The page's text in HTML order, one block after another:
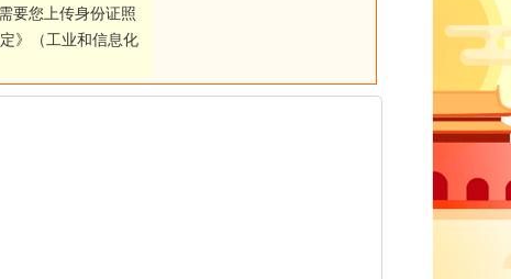
要您上传身份证照
》（工业和信息化